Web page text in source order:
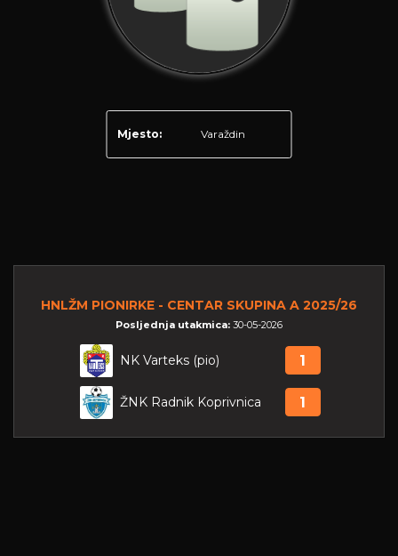
Mjesto: Varaždin
HNLŽM PIONIRKE - CENTAR SKUPINA A 2025/26
Posljednja utakmica: 30-05-2026
NK Varteks (pio) 1
ŽNK Radnik Koprivnica 1